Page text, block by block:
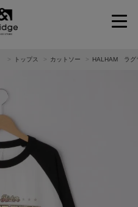
トップス カットソー HALHAM ラグ